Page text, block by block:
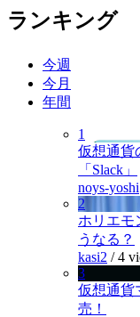
ランキング
今週
今月
年間
1
仮想通貨
「Slack」
noys-yoshi
2
ホリエモ
うなる？
kasi2 /4
3
仮想通貨
売！